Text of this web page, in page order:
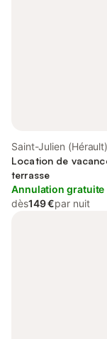
Saint-Julien
Languedoc
Location de
terrasse
Annulation gratuite
dès149 €par nuit